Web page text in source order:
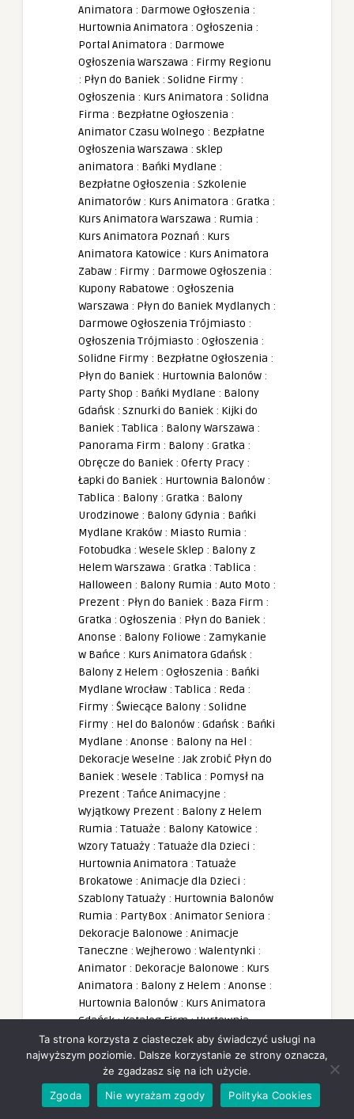
Animatora : Darmowe Ogłoszenia :
Hurtownia Animatora : Ogłoszenia :
Portal Animatora : Darmowe
Ogłoszenia Warszawa : Firmy Regionu
: Płyn do Baniek : Solidne Firmy :
Ogłoszenia : Kurs Animatora : Solidna
Firma : Bezpłatne Ogłoszenia :
Animator Czasu Wolnego : Bezpłatne
Ogłoszenia Warszawa : sklep
animatora : Bańki Mydlane :
Bezpłatne Ogłoszenia : Szkolenie
Animatorów : Kurs Animatora : Gratka :
Kurs Animatora Warszawa : Rumia :
Kurs Animatora Poznań : Kurs
Animatora Katowice : Kurs Animatora
Zabaw : Firmy : Darmowe Ogłoszenia :
Kupony Rabatowe : Ogłoszenia
Warszawa : Płyn do Baniek Mydlanych :
Darmowe Ogłoszenia Trójmiasto :
Ogłoszenia Trójmiasto : Ogłoszenia :
Solidne Firmy : Bezpłatne Ogłoszenia :
Płyn do Baniek : Hurtownia Balonów :
Party Shop : Bańki Mydlane : Balony
Gdańsk : Sznurki do Baniek : Kijki do
Baniek : Tablica : Balony Warszawa :
Panorama Firm : Balony : Gratka :
Obręcze do Baniek : Oferty Pracy :
Łapki do Baniek : Hurtownia Balonów :
Tablica : Balony : Gratka : Balony
Urodzinowe : Balony Gdynia : Bańki
Mydlane Kraków : Miasto Rumia :
Fotobudka : Wesele Sklep : Balony z
Helem Warszawa : Gratka : Tablica :
Halloween : Balony Rumia : Auto Moto :
Prezent : Płyn do Baniek : Baza Firm :
Gratka : Ogłoszenia : Płyn do Baniek :
Anonse : Balony Foliowe : Zamykanie
w Bańce : Kurs Animatora Gdańsk :
Balony z Helem : Ogłoszenia : Bańki
Mydlane Wrocław : Tablica : Reda :
Firmy : Świecące Balony : Solidne
Firmy : Hel do Balonów : Gdańsk : Bańki
Mydlane : Anonse : Balony na Hel :
Dekoracje Weselne :Jak zrobić Płyn do
Baniek : Wesele : Tablica : Pomysł na
Prezent : Tańce Animacyjne :
Wyjątkowy Prezent : Balony z Helem
Rumia : Tatuaże : Balony Katowice :
Wzory Tatuaży : Tatuaże dla Dzieci :
Hurtownia Animatora : Tatuaże
Brokatowe : Animacje dla Dzieci :
Szablony Tatuaży : Hurtownia Balonów
Rumia : PartyBox : Animator Seniora :
Dekoracje Balonowe : Animacje
Taneczne : Wejherowo : Walentynki :
Animator : Dekoracje Balonowe : Kurs
Animatora : Balony z Helem : Anonse :
Hurtownia Balonów : Kurs Animatora
Gdańsk:Katalog Firm:Hurtownia
Animatora : Balony:Balony
Wejherowo:Akademia Animatora :
Balony Warszawa :Bańki Mydlane:
Hurtownia Balonów
: Balony Reda
Gdynia:Sklep z Balonami Rumia:
Ta strona korzysta z ciasteczek aby świadczyć usługi na
najwyższym poziomie. Dalsze korzystanie ze strony oznacza,
że zgadzasz się na ich użycie.
Zgoda
Nie wyrażam zgody Polityka Cookies